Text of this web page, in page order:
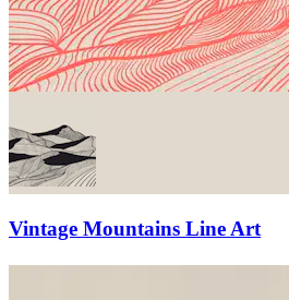
Vintage Mountains Line Art